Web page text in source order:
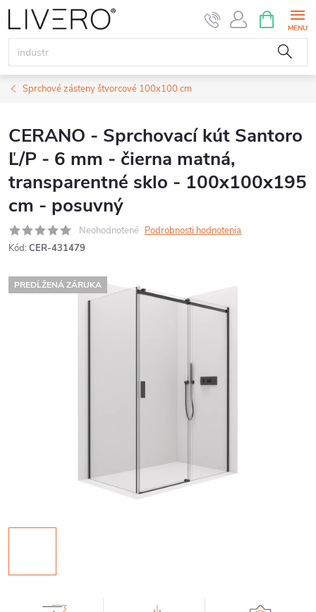
Prejsť
na
obsah
KOŠÍK
Sprchové zásteny štvorcové 100x100 cm
CERANO - Sprchovací kút Santoro
Ľ/P - 6 mm - čierna matná,
transparentné sklo - 100x100x195
cm - posuvný
Neohodnotené Podrobnosti hodnotenia
Kód: CER-431479
PREDĹŽENÁ ZÁRUKA